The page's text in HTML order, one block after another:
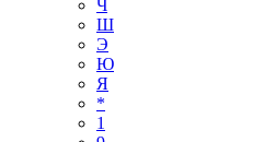
Ч
Ш
Э
Ю
Я
*
1